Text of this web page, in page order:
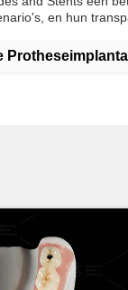
en hun